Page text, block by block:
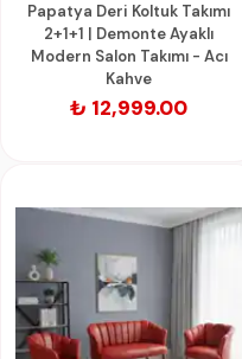
Papatya Deri Koltuk Takımı
2+1+1 | Demonte Ayaklı
Modern Salon Takımı - Acı
Kahve
₺ 12,999.00